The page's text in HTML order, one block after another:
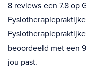
8 reviews een 7.8 op
beoordeeld met een
jou past.